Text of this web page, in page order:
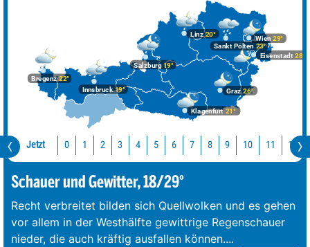
Bregenz22°
Graz26°
Innsbruck19°
Klagenfurt 21°
Linz20°
Salzburg19°
Wien 29°
Eisenstadt 28°
Sankt Pölten 23°
Jetzt 0 1 2 3 4 5 6 7 8 9 10 11 12
Schauer und Gewitter, 18/29°
Recht verbreitet bilden sich Quellwolken und es gehen
vor allem in der Westhälfte gewittrige Regenschauer
nieder, die auch kräftig ausfallen können....